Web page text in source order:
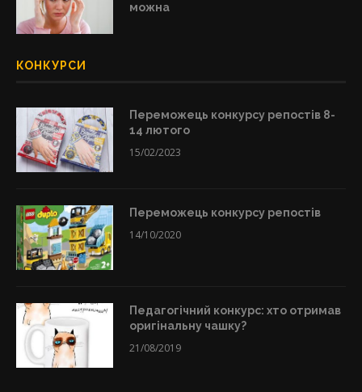
можна
КОНКУРСИ
Переможець конкурсу репостів 8-
14 лютого
15/02/2023
Переможець конкурсу репостів
14/10/2020
Педагогічний конкурс: хто отримав
оригінальну чашку?
21/08/2019